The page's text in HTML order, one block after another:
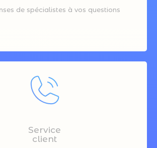
de spécialistes à vos questions
Service
client